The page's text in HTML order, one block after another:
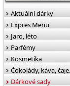
Aktuální dárky
Expres Menu
Jaro, léto
Parfémy
Kosmetika
Čokolády, káva,
Dárkové sady